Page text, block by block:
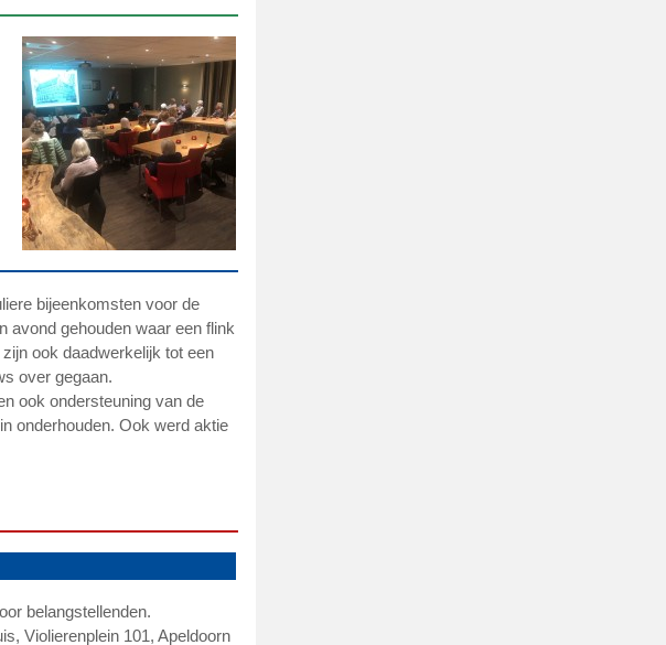
bijeenkomsten voor de
avond gehouden waar een flink
ook daadwerkelijk tot een
over gegaan.
ook ondersteuning van de
onderhouden. Ook werd aktie
belangstellenden.
Violierenplein 101, Apeldoorn